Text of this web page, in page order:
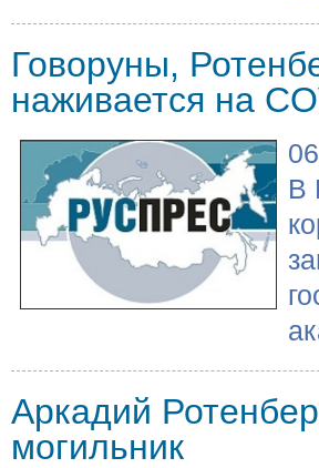
Говоруны,
наживается на
В
Аркадий
могильник